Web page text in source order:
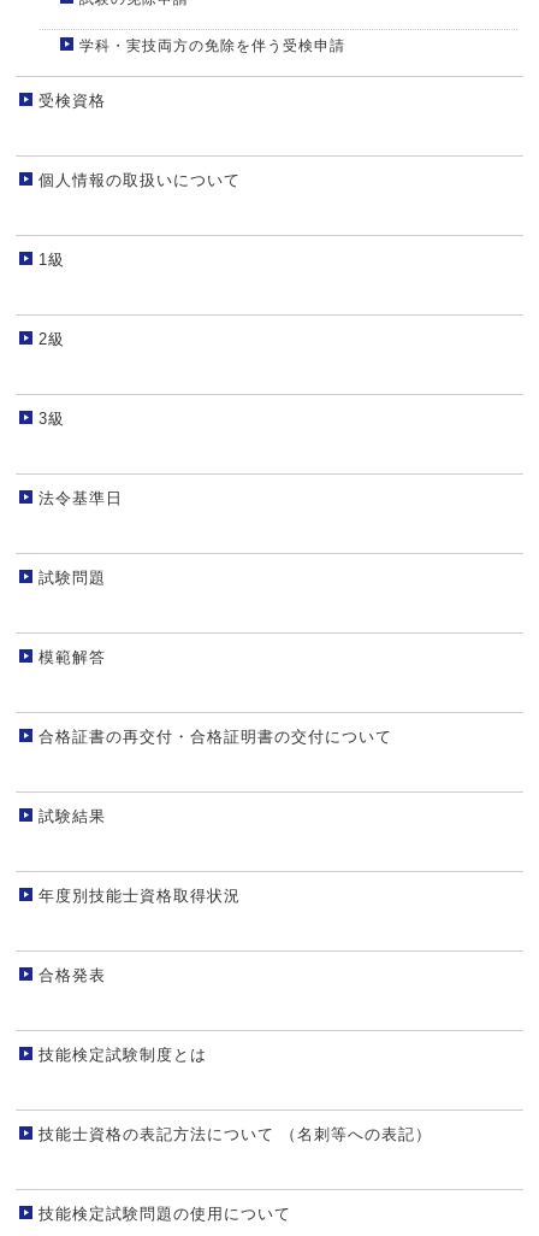
学科・実技両方の免除を伴う受検申請
受検資格
個人情報の取扱いについて
1級
2級
3級
法令基準日
試験問題
模範解答
合格証書の再交付・合格証明書の交付について
試験結果
年度別技能士資格取得状況
合格発表
技能検定試験制度とは
技能士資格の表記方法について （名刺等への表記）
技能検定試験問題の使用について